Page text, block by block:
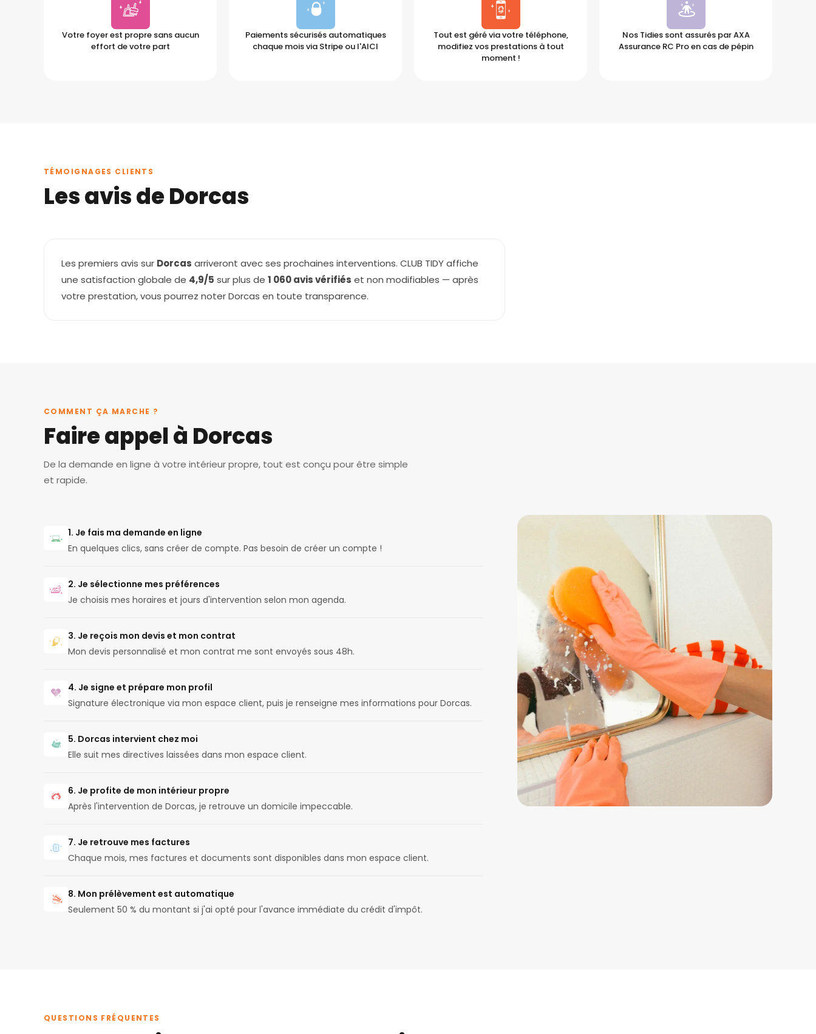
Votre foyer est propre sans aucun
effort de votre part
Paiements sécurisés automatiques
chaque mois via Stripe ou l'AICI
Tout est géré via votre téléphone,
modifiez vos prestations à tout
moment !
Nos Tidies sont assurés par AXA
Assurance RC Pro en cas de pépin
TÉMOIGNAGES CLIENTS
Les avis de Dorcas
Les premiers avis sur Dorcas arriveront avec ses prochaines interventions. CLUB TIDY affiche
une satisfaction globale de 4,9/5 sur plus de 1 060 avis vérifiés et non modifiables — après
votre prestation, vous pourrez noter Dorcas en toute transparence.
COMMENT ÇA MARCHE ?
Faire appel à Dorcas
De la demande en ligne à votre intérieur propre, tout est conçu pour être simple
et rapide.
1. Je fais ma demande en ligne
En quelques clics, sans créer de compte. Pas besoin de créer un compte !
2. Je sélectionne mes préférences
Je choisis mes horaires et jours d'intervention selon mon agenda.
3. Je reçois mon devis et mon contrat
Mon devis personnalisé et mon contrat me sont envoyés sous 48h.
4. Je signe et prépare mon profil
Signature électronique via mon espace client, puis je renseigne mes informations pour Dorcas.
5. Dorcas intervient chez moi
Elle suit mes directives laissées dans mon espace client.
6. Je profite de mon intérieur propre
Après l'intervention de Dorcas, je retrouve un domicile impeccable.
7. Je retrouve mes factures
Chaque mois, mes factures et documents sont disponibles dans mon espace client.
8. Mon prélèvement est automatique
Seulement 50 % du montant si j'ai opté pour l'avance immédiate du crédit d'impôt.
QUESTIONS FRÉQUENTES